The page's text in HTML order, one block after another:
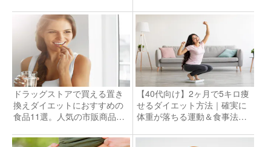
ドラッグストアで買える置き
換えダイエットにおすすめの
食品11選。人気の市販商品と
【40代向け】2ヶ月で5キロ痩
せるダイエット方法｜確実に
体重が落ちる運動＆食事法と